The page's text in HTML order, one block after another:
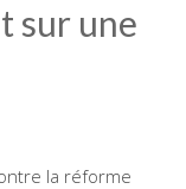
sur une
la réforme